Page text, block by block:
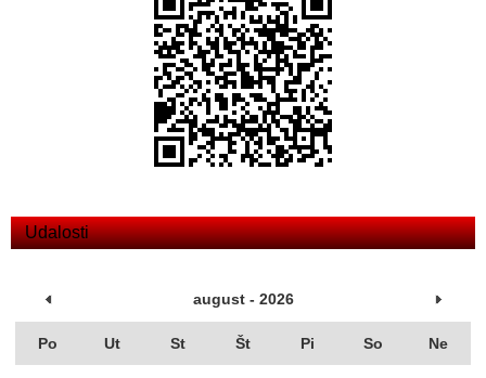
Udalosti
august - 2026
Po Ut St Št Pi So Ne